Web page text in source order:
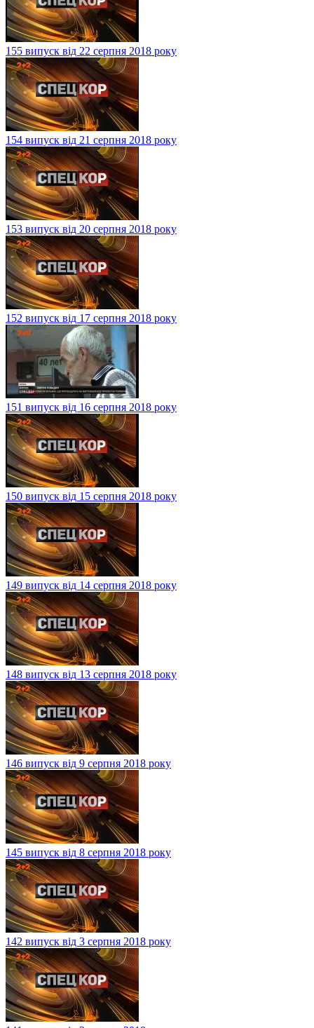
155 випуск від 22 серпня 2018 року
154 випуск від 21 серпня 2018 року
153 випуск від 20 серпня 2018 року
152 випуск від 17 серпня 2018 року
151 випуск від 16 серпня 2018 року
150 випуск від 15 серпня 2018 року
149 випуск від 14 серпня 2018 року
148 випуск від 13 серпня 2018 року
146 випуск від 9 серпня 2018 року
145 випуск від 8 серпня 2018 року
142 випуск від 3 серпня 2018 року